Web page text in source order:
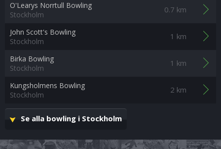
O'Learys Norrtull Bowling
Stockholm
0.7 km
John Scott's Bowling
Stockholm
1 km
Birka Bowling
Stockholm
1 km
Kungsholmens Bowling
Stockholm
2 km
Se alla bowling i Stockholm